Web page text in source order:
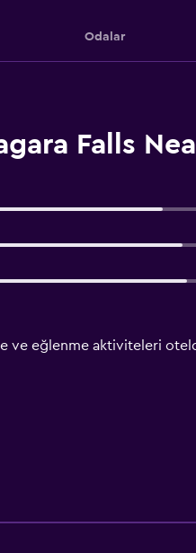
Odalar
Falls
ve eğlenme aktiviteleri